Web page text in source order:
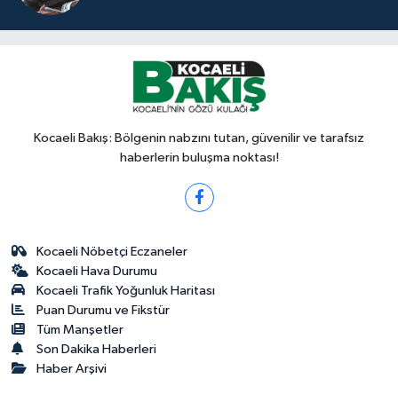
Kocaeli Bakış: Bölgenin nabzını tutan, güvenilir ve tarafsız
haberlerin buluşma noktası!
Kocaeli Nöbetçi Eczaneler
Kocaeli Hava Durumu
Kocaeli Trafik Yoğunluk Haritası
Puan Durumu ve Fikstür
Tüm Manşetler
Son Dakika Haberleri
Haber Arşivi